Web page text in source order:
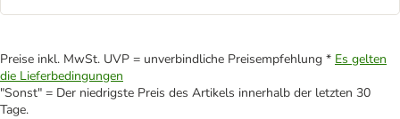
Preise inkl. MwSt. UVP = unverbindliche Preisempfehlung * Es gelten
die Lieferbedingungen
"Sonst" = Der niedrigste Preis des Artikels innerhalb der letzten 30
Tage.